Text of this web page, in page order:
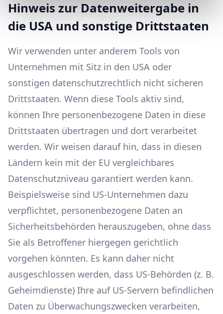
Hinweis zur Datenweitergabe in
die USA und sonstige Drittstaaten
Wir verwenden unter anderem Tools von
Unternehmen mit Sitz in den USA oder
sonstigen datenschutzrechtlich nicht sicheren
Drittstaaten. Wenn diese Tools aktiv sind,
können Ihre personenbezogene Daten in diese
Drittstaaten übertragen und dort verarbeitet
werden. Wir weisen darauf hin, dass in diesen
Ländern kein mit der EU vergleichbares
Datenschutzniveau garantiert werden kann.
Beispielsweise sind US-Unternehmen dazu
verpflichtet, personenbezogene Daten an
Sicherheitsbehörden herauszugeben, ohne dass
Sie als Betroffener hiergegen gerichtlich
vorgehen könnten. Es kann daher nicht
ausgeschlossen werden, dass US-Behörden (z. B.
Geheimdienste) Ihre auf US-Servern befindlichen
Daten zu Überwachungszwecken verarbeiten,